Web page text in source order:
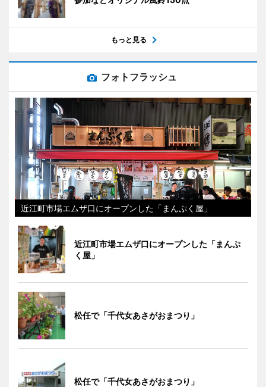
もっと見る
フォトフラッシュ
近江町市場エムザ口にオープンした「まんぷく屋」
近江町市場エムザ口にオープンした「まんぷ
く屋」
松任で「千代女あさがおまつり」
松任で「千代女あさがおまつり」